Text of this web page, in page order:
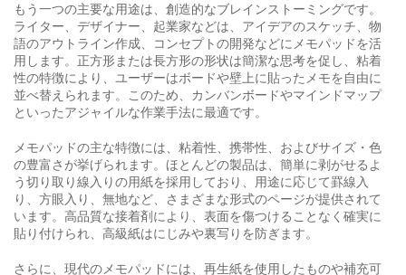
もう一つの主要な用途は、創造的なブレインストーミングです。
ライター、デザイナー、起業家などは、アイデアのスケッチ、物
語のアウトライン作成、コンセプトの開発などにメモパッドを活
用します。正方形または長方形の形状は簡潔な思考を促し、粘着
性の特徴により、ユーザーはボードや壁上に貼ったメモを自由に
並べ替えられます。このため、カンバンボードやマインドマップ
といったアジャイルな作業手法に最適です。
メモパッドの主な特徴には、粘着性、携帯性、およびサイズ・色
の豊富さが挙げられます。ほとんどの製品は、簡単に剥がせるよ
う切り取り線入りの用紙を採用しており、用途に応じて罫線入
り、方眼入り、無地など、さまざまな形式のページが提供されて
います。高品質な接着剤により、表面を傷つけることなく確実に
貼り付けられ、高級紙はにじみや裏写りを防ぎます。
さらに、現代のメモパッドには、再生紙を使用したものや補充可